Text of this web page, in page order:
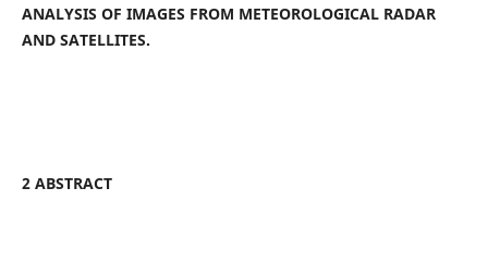
ANALYSIS OF IMAGES FROM METEOROLOGICAL RADAR
AND SATELLITES.
2 ABSTRACT